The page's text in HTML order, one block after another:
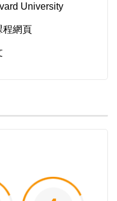
University
程網頁